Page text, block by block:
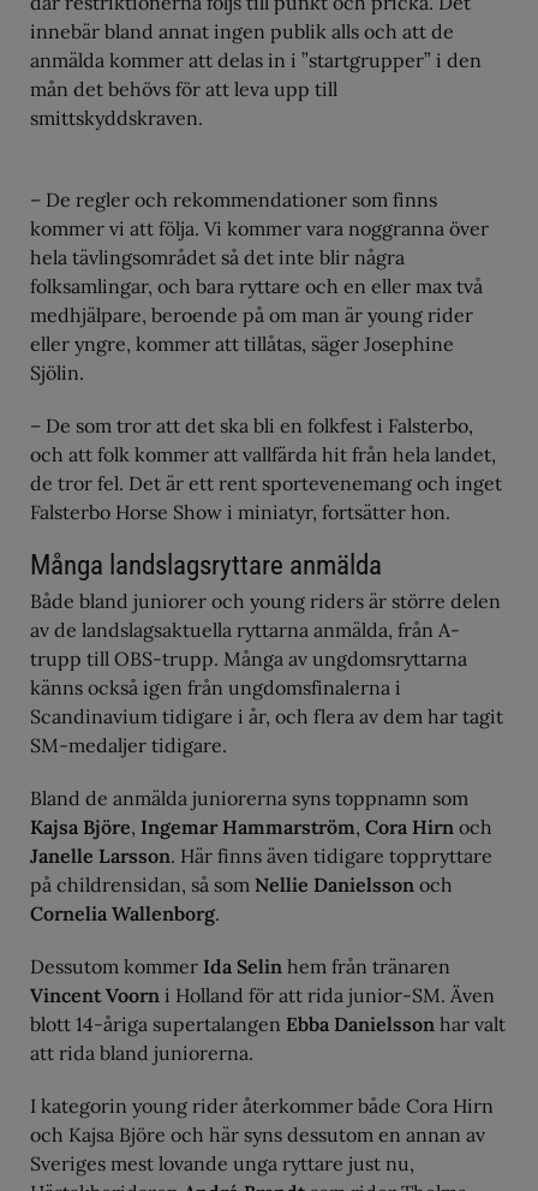
innebär bland annat ingen publik alls och att de
anmälda kommer att delas in i ”startgrupper” i den
mån det behövs för att leva upp till
smittskyddskraven.
– De regler och rekommendationer som finns
kommer vi att följa. Vi kommer vara noggranna över
hela tävlingsområdet så det inte blir några
folksamlingar, och bara ryttare och en eller max två
medhjälpare, beroende på om man är young rider
eller yngre, kommer att tillåtas, säger Josephine
Sjölin.
– De som tror att det ska bli en folkfest i Falsterbo,
och att folk kommer att vallfärda hit från hela landet,
de tror fel. Det är ett rent sportevenemang och inget
Falsterbo Horse Show i miniatyr, fortsätter hon.
Många landslagsryttare anmälda
Både bland juniorer och young riders är större delen
av de landslagsaktuella ryttarna anmälda, från A-
trupp till OBS-trupp. Många av ungdomsryttarna
känns också igen från ungdomsfinalerna i
Scandinavium tidigare i år, och flera av dem har tagit
SM-medaljer tidigare.
Bland de anmälda juniorerna syns toppnamn som
Kajsa Björe, Ingemar Hammarström, Cora Hirn och
Janelle Larsson. Här finns även tidigare toppryttare
på childrensidan, så som Nellie Danielsson och
Cornelia Wallenborg.
Dessutom kommer Ida Selin hem från tränaren
Vincent Voorn i Holland för att rida junior-SM. Även
blott 14-åriga supertalangen Ebba Danielsson har valt
att rida bland juniorerna.
I kategorin young rider återkommer både Cora Hirn
och Kajsa Björe och här syns dessutom en annan av
Sveriges mest lovande unga ryttare just nu,